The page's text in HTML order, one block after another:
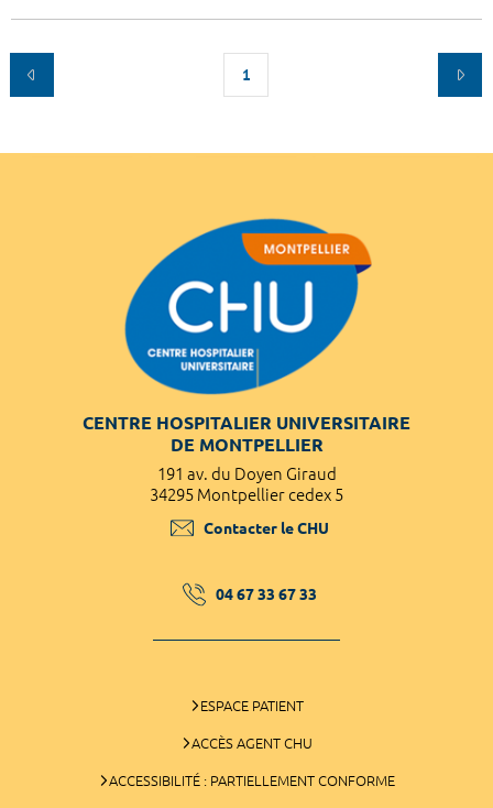
1
CENTRE HOSPITALIER UNIVERSITAIRE
DE MONTPELLIER
191 av. du Doyen Giraud
34295 Montpellier cedex 5
Contacter le CHU
04 67 33 67 33
ESPACE PATIENT
ACCÈS AGENT CHU
ACCESSIBILITÉ : PARTIELLEMENT CONFORME